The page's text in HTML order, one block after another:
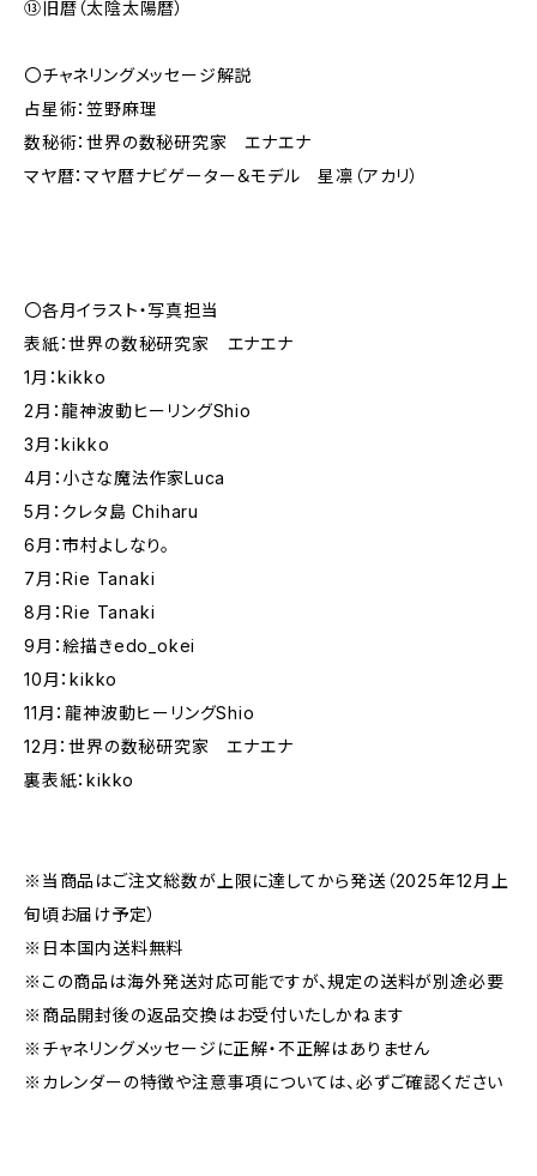
⑬旧暦（太陰太陽暦）
〇チャネリングメッセージ解説
占星術：笠野麻理
数秘術：世界の数秘研究家 エナエナ
マヤ暦：マヤ暦ナビゲーター＆モデル 星凛（アカリ）
〇各月イラスト・写真担当
表紙：世界の数秘研究家 エナエナ
1月：kikko
2月：龍神波動ヒーリングShio
3月：kikko
4月：小さな魔法作家Luca
5月：クレタ島 Chiharu
6月：市村よしなり。
7月：Rie Tanaki
8月：Rie Tanaki
9月：絵描きedo_okei
10月：kikko
11月：龍神波動ヒーリングShio
12月：世界の数秘研究家 エナエナ
裏表紙：kikko
※当商品はご注文総数が上限に達してから発送（2025年12月上
旬頃お届け予定）
※日本国内送料無料
※この商品は海外発送対応可能ですが、規定の送料が別途必要
※商品開封後の返品交換はお受付いたしかねます
※チャネリングメッセージに正解・不正解はありません
※カレンダーの特徴や注意事項については、必ずご確認ください